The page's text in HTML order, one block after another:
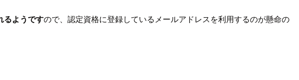
るようですので、認定資格に登録しているメールアドレスを利用するのが懸命の